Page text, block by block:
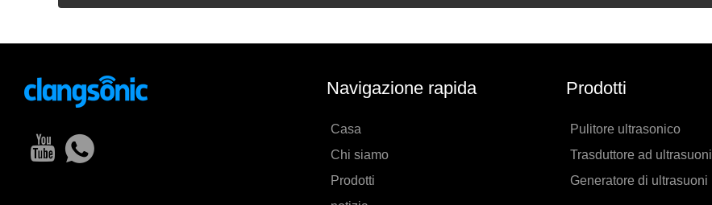
Navigazione rapida
Casa
Chi siamo
Prodotti
Prodotti
Pulitore ultrasonico
Trasduttore ad ultrasuoni
Generatore di ultrasuoni